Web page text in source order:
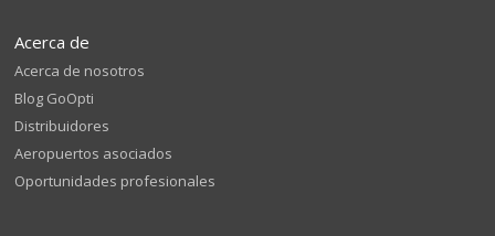
Acerca de
Acerca de nosotros
Blog GoOpti
Distribuidores
Aeropuertos asociados
Oportunidades profesionales